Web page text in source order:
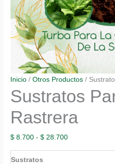
Inicio /Otros Productos /
Sustratos
Rastrera
$ 8.700 - $ 28.700Rango
de
Sustratos